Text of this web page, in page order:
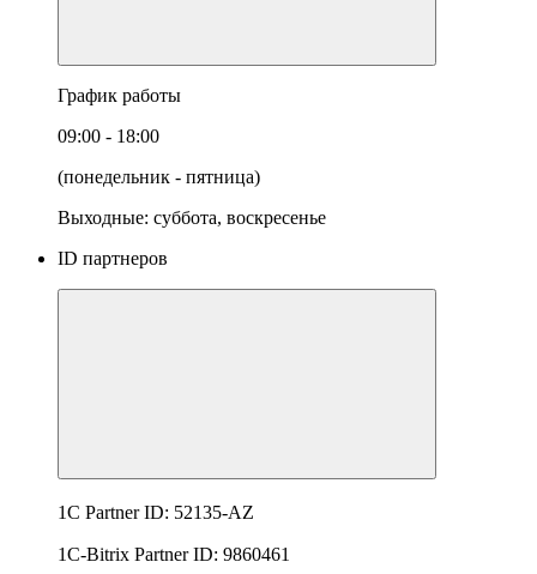
График работы
09:00 - 18:00
(понедельник - пятница)
Выходные: суббота, воскресенье
ID партнеров
1C Partner ID: 52135-AZ
1C-Bitrix Partner ID: 9860461